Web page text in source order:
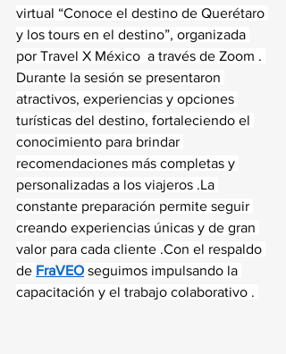
virtual “Conoce el destino de Querétaro
y los tours en el destino”, organizada
por Travel X México  a través de Zoom .
Durante la sesión se presentaron
atractivos, experiencias y opciones
turísticas del destino, fortaleciendo el
conocimiento para brindar
recomendaciones más completas y
personalizadas a los viajeros .La
constante preparación permite seguir
creando experiencias únicas y de gran
valor para cada cliente .Con el respaldo
de FraVEO seguimos impulsando la
capacitación y el trabajo colaborativo .